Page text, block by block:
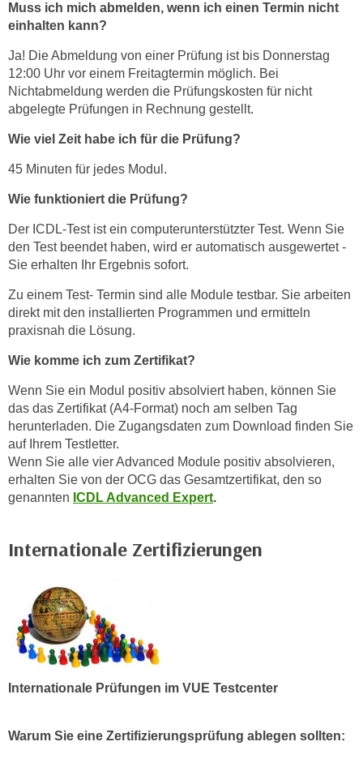
Muss ich mich abmelden, wenn ich einen Termin nicht
einhalten kann?
Ja! Die Abmeldung von einer Prüfung ist bis Donnerstag
12:00 Uhr vor einem Freitagtermin möglich. Bei
Nichtabmeldung werden die Prüfungskosten für nicht
abgelegte Prüfungen in Rechnung gestellt.
Wie viel Zeit habe ich für die Prüfung?
45 Minuten für jedes Modul.
Wie funktioniert die Prüfung?
Der ICDL-Test ist ein computerunterstützter Test. Wenn Sie
den Test beendet haben, wird er automatisch ausgewertet -
Sie erhalten Ihr Ergebnis sofort.
Zu einem Test- Termin sind alle Module testbar. Sie arbeiten
direkt mit den installierten Programmen und ermitteln
praxisnah die Lösung.
Wie komme ich zum Zertifikat?
Wenn Sie ein Modul positiv absolviert haben, können Sie
das das Zertifikat (A4-Format) noch am selben Tag
herunterladen. Die Zugangsdaten zum Download finden Sie
auf Ihrem Testletter.
Wenn Sie alle vier Advanced Module positiv absolvieren,
erhalten Sie von der OCG das Gesamtzertifikat, den so
genannten ICDL Advanced Expert.
Internationale Zertifizierungen
Internationale Prüfungen im VUE Testcenter
Warum Sie eine Zertifizierungsprüfung ablegen sollten: